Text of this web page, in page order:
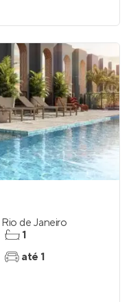
Rio de Janeiro
1
até 1